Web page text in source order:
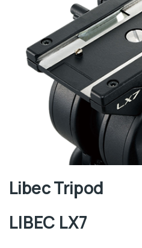
Libec Tripod
LIBEC LX7